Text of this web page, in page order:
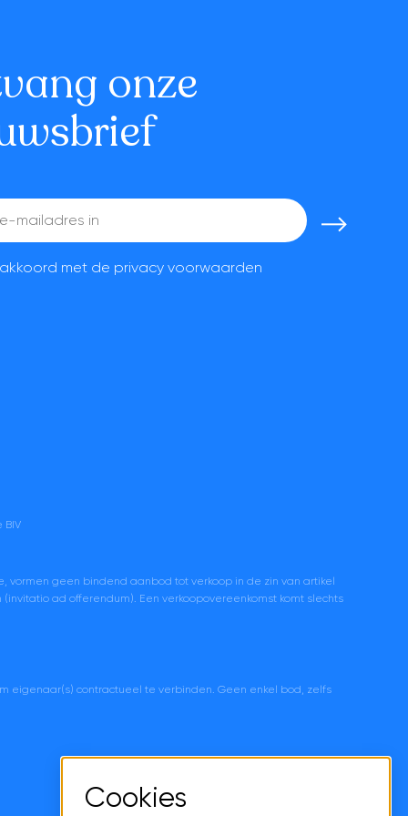
onze
met de privacy voorwaarden
BIV
geen bindend aanbod tot verkoop in de zin van artikel
ad offerendum). Een verkoopovereenkomst komt slechts
eigenaar(s) contractueel te verbinden. Geen enkel bod, zelfs
Cookies